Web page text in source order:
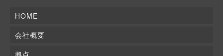
HOME
会社概要
拠点